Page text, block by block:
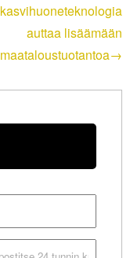
kasvihuoneteknologia
auttaa lisäämään
maataloustuotantoa→